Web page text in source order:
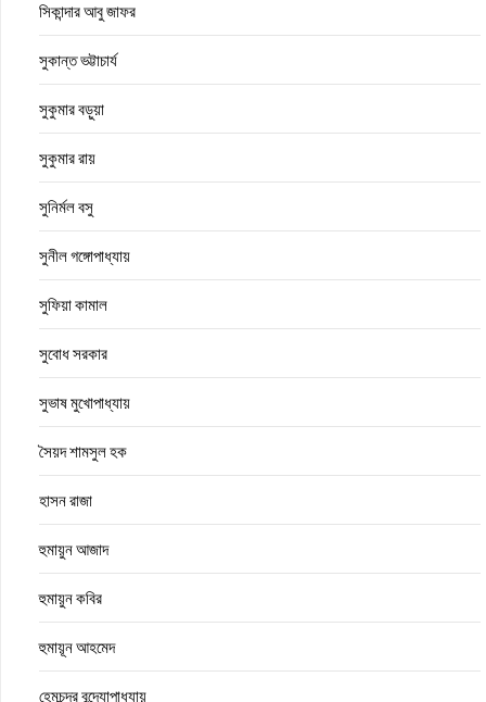
সিকান্দার আবু জাফর
সুকান্ত ভট্টাচার্য
সুকুমার বড়ুয়া
সুকুমার রায়
সুনির্মল বসু
সুনীল গঙ্গোপাধ্যায়
সুফিয়া কামাল
সুবোধ সরকার
সুভাষ মুখোপাধ্যায়
সৈয়দ শামসুল হক
হাসন রাজা
হুমায়ুন আজাদ
হুমায়ুন কবির
হুমায়ূন আহমেদ
হেমচন্দ্র বন্দ্যোপাধ্যায়